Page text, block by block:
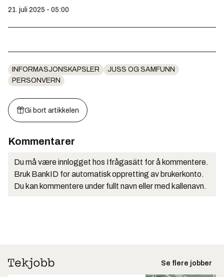
21. juli 2025 - 05:00
INFORMASJONSKAPSLER
JUSS OG SAMFUNN
PERSONVERN
Gi bort artikkelen
Kommentarer
Du må være innlogget hos Ifrågasätt for å kommentere.
Bruk BankID for automatisk oppretting av brukerkonto.
Du kan kommentere under fullt navn eller med kallenavn.
Se flere jobber